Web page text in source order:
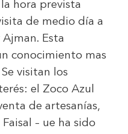
hora prevista
de medio día a
Esta
conocimiento mas
visitan los
el Zoco Azul
de artesanías,
– ue ha sido